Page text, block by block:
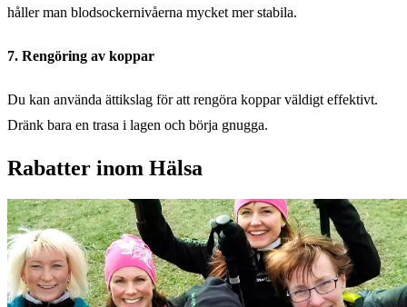
håller man blodsockernivåerna mycket mer stabila.
7. Rengöring av koppar
Du kan använda ättikslag för att rengöra koppar väldigt effektivt.
Dränk bara en trasa i lagen och börja gnugga.
Rabatter inom Hälsa